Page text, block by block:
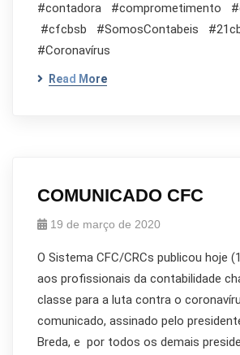
#contadora #comprometimento
#cfcbsb #SomosContabeis
#Coronavírus
Read More
COMUNICADO CFC
19 de março de 2020
O Sistema CFC/CRCs publicou hoje
aos profissionais da contabilidade
classe para a luta contra o
comunicado, assinado pelo
Breda, e por todos os demais